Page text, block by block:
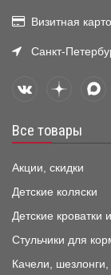
Визитная
Санкт-
Все товары
Акции, скидки
Детские коляски
Детские кроватки
Стульчики для
Качели, шезлонги,